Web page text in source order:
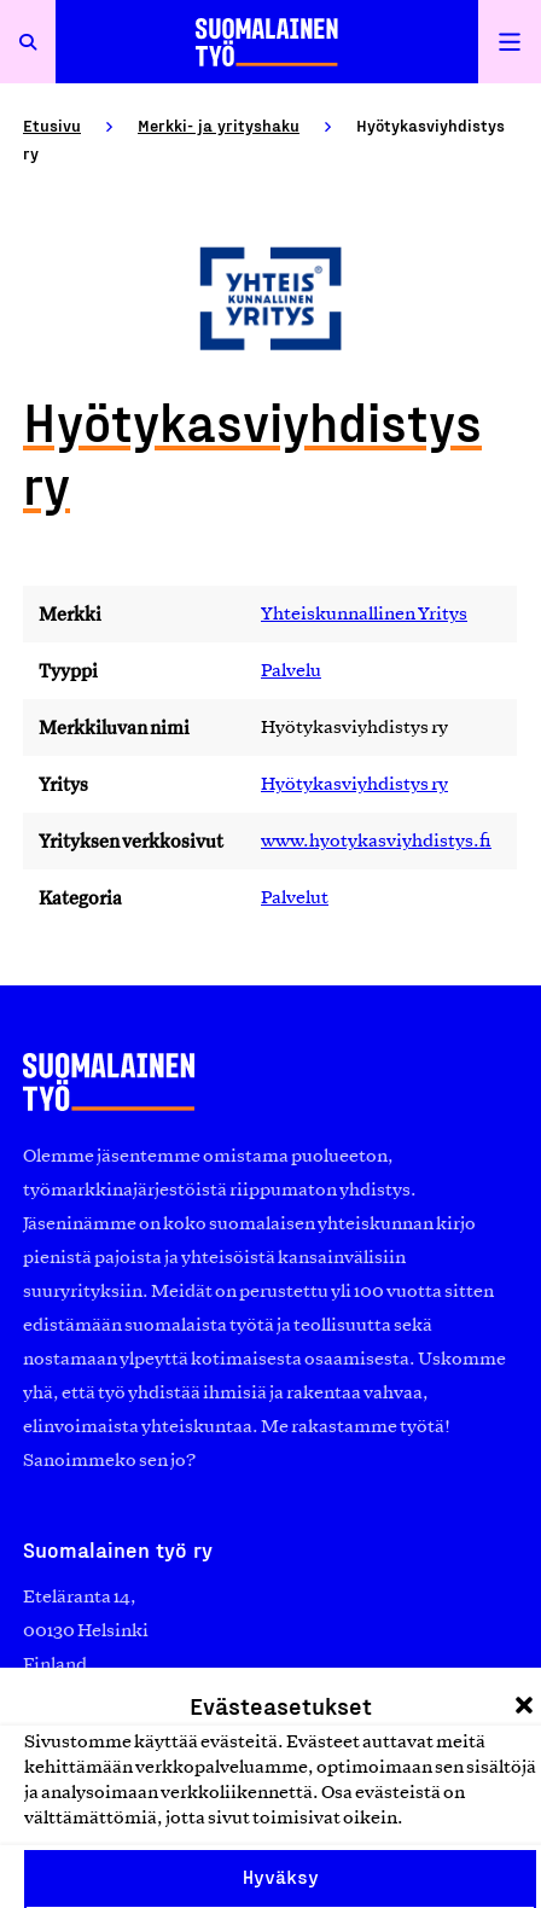
Evästeasetukset
Sivustomme käyttää evästeitä. Evästeet auttavat meitä
kehittämään verkkopalveluamme, optimoimaan sen sisältöjä
ja analysoimaan verkkoliikennettä. Osa evästeistä on
välttämättömiä, jotta sivut toimisivat oikein.
Hyväksy
Etusivu Merkki- ja yrityshaku
Hyötykasviyhdistys
ry
Hyötykasviyhdistys
ry
Merkki Yhteiskunnallinen Yritys
Tyyppi Palvelu
Merkkiluvan nimi Hyötykasviyhdistys ry
Yritys Hyötykasviyhdistys ry
Yrityksen verkkosivut www.hyotykasviyhdistys.fi
Kategoria Palvelut
Olemme jäsentemme omistama puolueeton,
työmarkkinajärjestöistä riippumaton yhdistys.
Jäseninämme on koko suomalaisen yhteiskunnan kirjo
pienistä pajoista ja yhteisöistä kansainvälisiin
suuryrityksiin. Meidät on perustettu yli 100 vuotta sitten
edistämään suomalaista työtä ja teollisuutta sekä
nostamaan ylpeyttä kotimaisesta osaamisesta. Uskomme
yhä, että työ yhdistää ihmisiä ja rakentaa vahvaa,
elinvoimaista yhteiskuntaa. Me rakastamme työtä!
Sanoimmeko sen jo?
Suomalainen työ ry
Eteläranta 14,
00130 Helsinki
Finland
asiakaspalvelu@suomalainentyo.fi
laskutus@suomalainentyo.fi